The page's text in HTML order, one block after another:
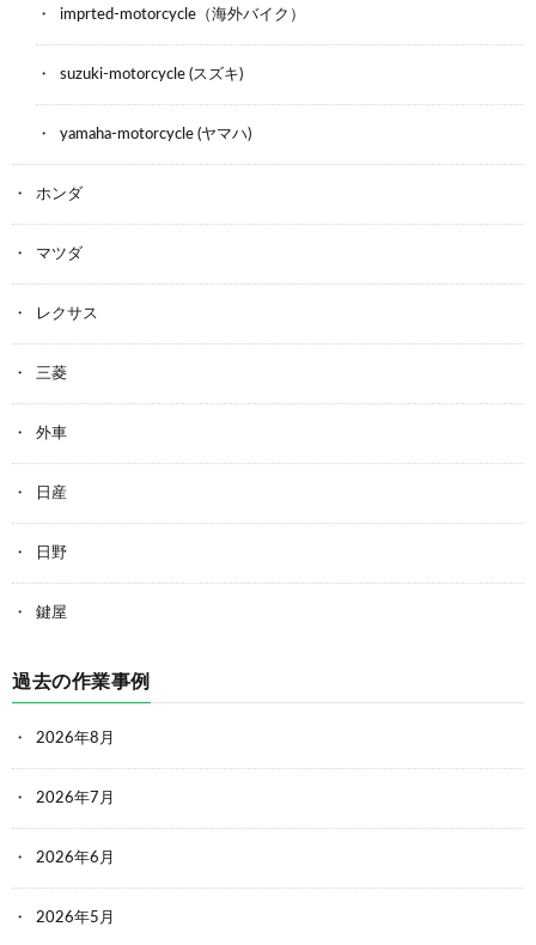
imprted-motorcycle（海外バイク）
suzuki-motorcycle (スズキ)
yamaha-motorcycle (ヤマハ)
ホンダ
マツダ
レクサス
三菱
外車
日産
日野
鍵屋
過去の作業事例
2026年8月
2026年7月
2026年6月
2026年5月